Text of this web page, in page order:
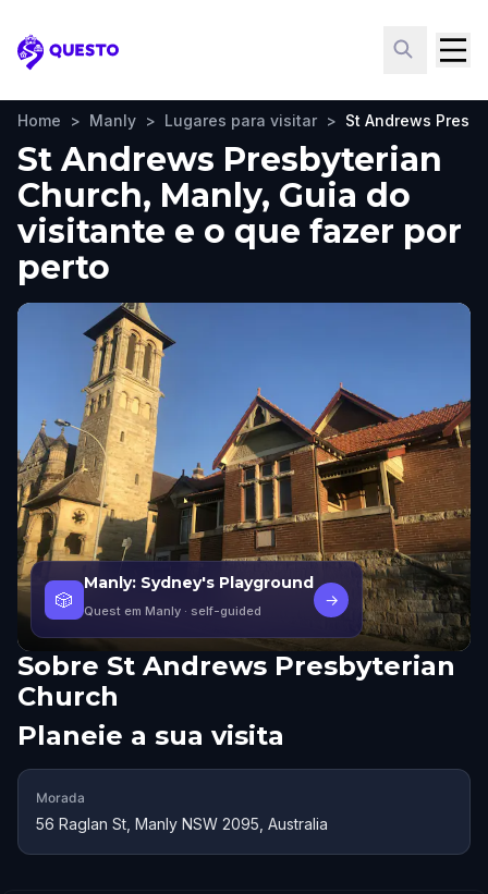
Questo
Home > Manly > Lugares para visitar > St Andrews
St Andrews Presbyterian
Church, Manly, Guia do
visitante e o que fazer por
perto
🎲
Manly: Sydney's Playground
Quest em Manly · self-guided
→
Sobre St Andrews Presbyterian
Church
Planeie a sua visita
Morada
56 Raglan St, Manly NSW 2095, Australia